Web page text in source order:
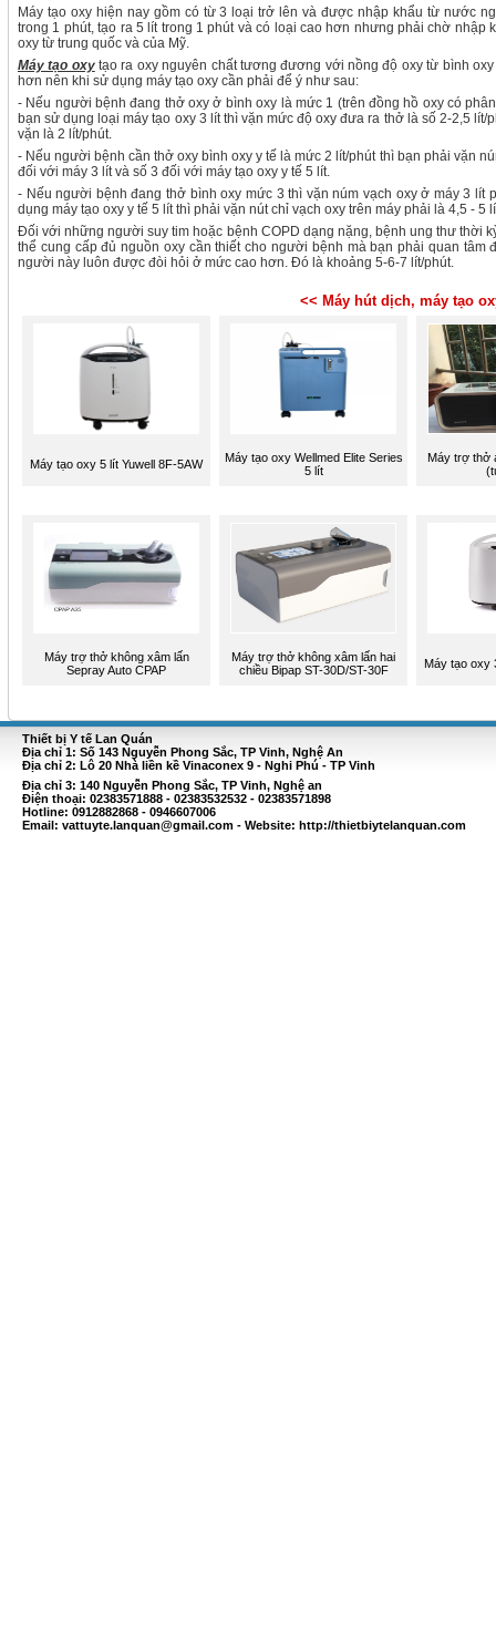
Máy tạo oxy hiện nay gồm có từ 3 loại trở lên và được nhập khẩu từ nước
trong 1 phút, tạo ra 5 lít trong 1 phút và có loại cao hơn nhưng phải chờ nhập
oxy từ trung quốc và của Mỹ.
Máy tạo oxytạo ra oxy nguyên chất tương đương với nồng độ oxy từ bình
hơn nên khi sử dụng máy tạo oxy cần phải để ý như sau:
- Nếu người bệnh đang thở oxy ở bình oxy là mức 1 (trên đồng hồ oxy có
bạn sử dụng loại máy tạo oxy 3 lít thì vặn mức độ oxy đưa ra thở là số 2-2,5
vặn là 2 lít/phút.
- Nếu người bệnh cần thở oxy bình oxy y tế là mức 2 lít/phút thì bạn phải vặn
đối với máy 3 lít và số 3 đối với máy tạo oxy y tế 5 lít.
- Nếu người bệnh đang thở bình oxy mức 3 thì vặn núm vạch oxy ở máy 3 lít
dụng máy tạo oxy y tế 5 lít thì phải vặn nút chỉ vạch oxy trên máy phải là 4,5 - 5
Đối với những người suy tim hoặc bệnh COPD dạng nặng, bệnh ung thư thời
thể cung cấp đủ nguồn oxy cần thiết cho người bệnh mà bạn phải quan
người này luôn được đòi hỏi ở mức cao hơn. Đó là khoảng 5-6-7 lít/phút.
<< Máy hút dịch, máy tạo
Máy tạo oxy 5 lít Yuwell 8F-5AW
Máy tạo oxy Wellmed Elite Series
5 lít
Máy trợ thở
Máy trợ thở không xâm lấn
Sepray Auto CPAP
Máy trợ thở không xâm lấn hai
chiều Bipap ST-30D/ST-30F
Máy tạo oxy
Thiết bị Y tế Lan Quán
Địa chỉ 1: Số 143 Nguyễn Phong Sắc, TP Vinh, Nghệ An
Địa chỉ 2: Lô 20 Nhà liền kề Vinaconex 9 - Nghi Phú - TP Vinh
Địa chỉ 3: 140 Nguyễn Phong Sắc, TP Vinh, Nghệ an
Điện thoại: 02383571888 - 02383532532 - 02383571898
Hotline: 0912882868 - 0946607006
Email: vattuyte.lanquan@gmail.com - Website: http://thietbiytelanquan.com